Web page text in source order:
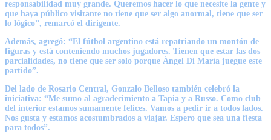
responsabilidad muy grande. Queremos hacer lo que necesite la gente y
que haya público visitante no tiene que ser algo anormal, tiene que ser
lo lógico”, remarcó el dirigente.
Además, agregó: “El fútbol argentino está repatriando un montón de
figuras y está conteniendo muchos jugadores. Tienen que estar las dos
parcialidades, no tiene que ser solo porque Ángel Di María juegue este
partido”.
Del lado de Rosario Central, Gonzalo Belloso también celebró la
iniciativa: “Me sumo al agradecimiento a Tapia y a Russo. Como club
del interior estamos sumamente felices. Vamos a pedir ir a todos lados.
Nos gusta y estamos acostumbrados a viajar. Espero que sea una fiesta
para todos”.